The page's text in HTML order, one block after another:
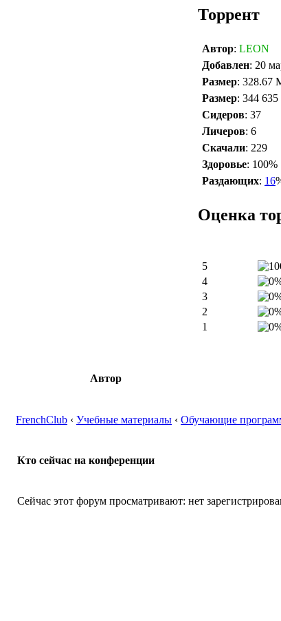
Торрент
Автор: LEON
Добавлен: 20
Размер: 328.67
Размер: 344 635
Сидеров: 37
Личеров: 6
Скачали: 229
Здоровье: 100%
Раздающих: 16
Оценка
5
4
3
2
1
Автор
FrenchClub ‹ Учебные материалы ‹ Обучающие
Кто сейчас на конференции
Сейчас этот форум просматривают: нет